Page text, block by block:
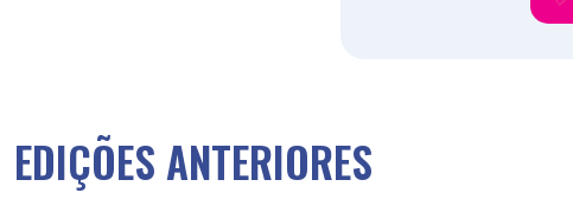
EDIÇÕES ANTERIORES